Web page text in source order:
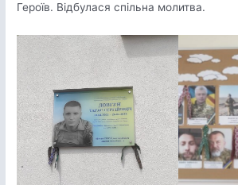
Героїв. Відбулася спільна молитва.